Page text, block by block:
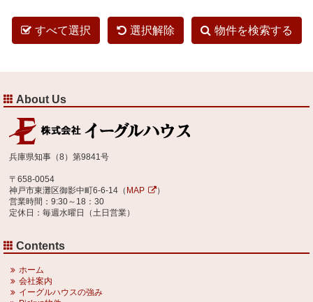
すべて選択 選択解除 物件を検索する
About Us
兵庫県知事（8）第9841号
〒658-0054
神戸市東灘区御影中町6-6-14（ MAP
）
営業時間：9:30～18：30
定休日：毎週水曜日（土日営業）
Contents
ホーム
会社案内
イーグルハウスの強み